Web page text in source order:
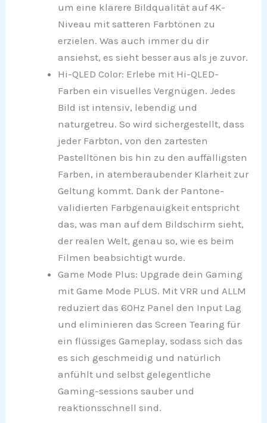
um eine klarere Bildqualität auf 4K-
Niveau mit satteren Farbtönen zu
erzielen. Was auch immer du dir
ansiehst, es sieht besser aus als je zuvor.
Hi-QLED Color: Erlebe mit Hi-QLED-
Farben ein visuelles Vergnügen. Jedes
Bild ist intensiv, lebendig und
naturgetreu. So wird sichergestellt, dass
jeder Farbton, von den zartesten
Pastelltönen bis hin zu den auffälligsten
Farben, in atemberaubender Klarheit zur
Geltung kommt. Dank der Pantone-
validierten Farbgenauigkeit entspricht
das, was man auf dem Bildschirm sieht,
der realen Welt, genau so, wie es beim
Filmen beabsichtigt wurde.
Game Mode Plus: Upgrade dein Gaming
mit Game Mode PLUS. Mit VRR und ALLM
reduziert das 60Hz Panel den Input Lag
und eliminieren das Screen Tearing für
ein flüssiges Gameplay, sodass sich das
es sich geschmeidig und natürlich
anfühlt und selbst gelegentliche
Gaming-sessions sauber und
reaktionsschnell sind.